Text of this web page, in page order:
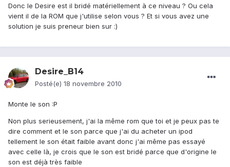
Donc le Desire est il bridé matériellement à ce niveau ? Ou cela
vient il de la ROM que j'utilise selon vous ? Et si vous avez une
solution je suis preneur bien sur :)
Desire_B14
Posté(e) 18 novembre 2010
Monte le son :P
Non plus serieusement, j'ai la même rom que toi et je peux pas te
dire comment et le son parce que j'ai du acheter un ipod
tellement le son était faible avant donc j'ai même pas essayé
avec celle là, je crois que le son est bridé parce que d'origine le
son est déjà très faible